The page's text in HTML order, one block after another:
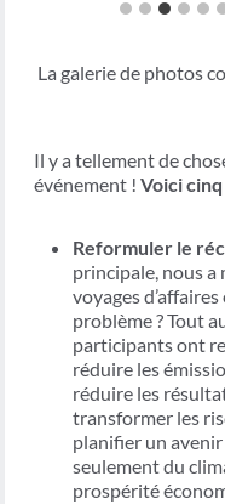
La galerie de photos
Il y a tellement de
événement ! Voici
Reformuler le
principale, nous a
voyages
problème ? Tout
participants ont
réduire les
réduire les
transformer les
planifier un
seulement du
prospérité